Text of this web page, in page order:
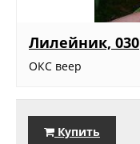
Лилейник, 030
ОКС веер
Купить